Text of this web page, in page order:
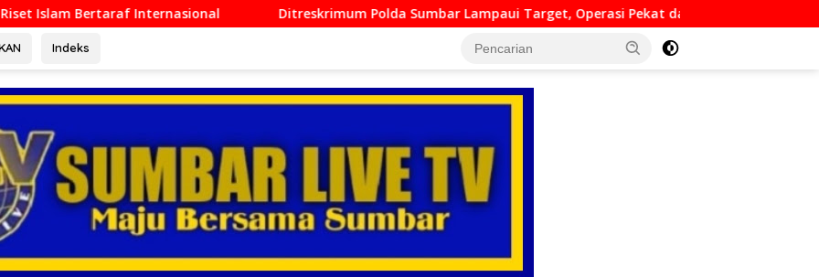
Ditreskrimum Polda Sumbar Lampaui Target, Operasi Pekat dan Sikat Singgalang 2026 Catat Hasil Maksimal
Indeks